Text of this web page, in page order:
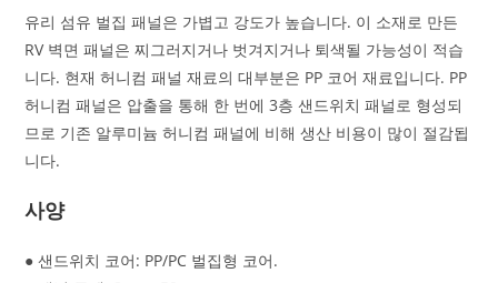
유리 섬유 벌집 패널은 가볍고 강도가 높습니다. 이 소재로 만든
RV 벽면 패널은 찌그러지거나 벗겨지거나 퇴색될 가능성이 적습
니다. 현재 허니컴 패널 재료의 대부분은 PP 코어 재료입니다. PP
허니컴 패널은 압출을 통해 한 번에 3층 샌드위치 패널로 형성되
므로 기존 알루미늄 허니컴 패널에 비해 생산 비용이 많이 절감됩
니다.
사양
● 샌드위치 코어: PP/PC 벌집형 코어.